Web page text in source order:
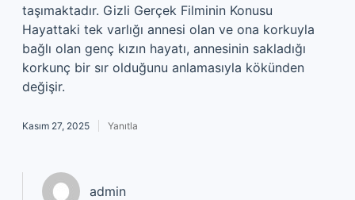
taşımaktadır. Gizli Gerçek Filminin Konusu
Hayattaki tek varlığı annesi olan ve ona korkuyla
bağlı olan genç kızın hayatı, annesinin sakladığı
korkunç bir sır olduğunu anlamasıyla kökünden
değişir.
Kasım 27, 2025 Yanıtla
admin